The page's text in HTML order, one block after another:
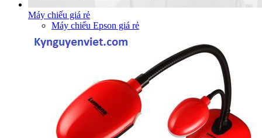
Máy chiếu giá rẻ
Máy chiếu Epson giá rẻ